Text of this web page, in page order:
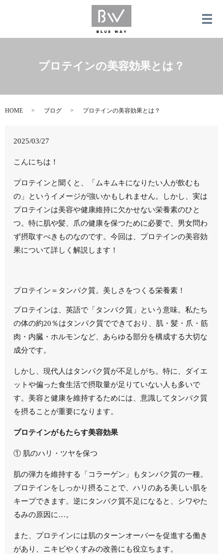
メ
プロテインの美容効果とは？
HOME ブログ プロテインの美容効果とは？
2025/03/27
こんにちは！
プロテインと聞くと、「ムキムキになりたい人が飲むも
の」というイメージが強いかもしれません。しかし、実は
プロテインは美容や健康維持に欠かせない栄養素のひと
つ。特に肌や髪、爪の健康を保つために必要で、男女問わ
ず摂取すべきものなのです。今回は、プロテインの美容効
果について詳しく解説します！
プロテイン＝タンパク質。美しさをつくる栄養素！
プロテインは、英語で「タンパク質」という意味。私たち
の体の約20％はタンパク質でできており、 肌・髪・爪・筋
肉・内臓・ホルモンなど、あらゆる部分を構成する大切な
成分です。
しかし、現代人はタンパク質が不足しがち。特に、ダイエ
ットや偏った食生活で摂取量が足りていない人も多いで
す。美容と健康を維持するためには、意識してタンパク質
を摂ることが重要になります。
プロテインがもたらす美容効果
① 肌のハリ・ツヤを保つ
肌の弾力を維持する「コラーゲン」もタンパク質の一種。
プロテインをしっかり摂ることで、ハリのある美しい肌を
キープできます。逆にタンパク質不足になると、シワやた
るみの原因に…。
また、プロテインには肌のターンオーバーを促進する働き
があり、ニキビやくすみの改善にも役立ちます。